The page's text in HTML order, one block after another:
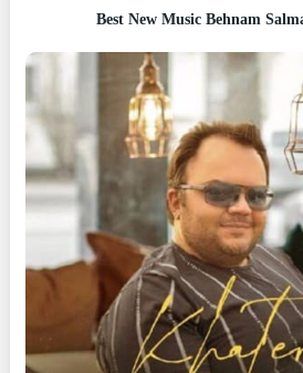
Best New Music Behnam